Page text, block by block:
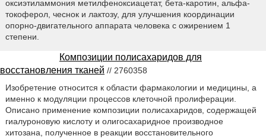
оксиэтиламмония метилфеноксиацетат, бета-каротин, альфа-
токоферол, чеснок и лактозу, для улучшения координации
опорно-двигательного аппарата человека с ожирением 1
степени.
Композиции полисахаридов для
восстановления тканей // 2760358
Изобретение относится к области фармакологии и медицины, а
именно к модуляции процессов клеточной пролиферации.
Описано применение композиции полисахаридов, содержащей
гиалуроновую кислоту и олигосахаридное производное
хитозана, полученное в реакции восстановительного